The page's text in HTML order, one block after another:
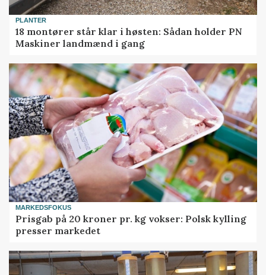
PLANTER
18 montører står klar i høsten: Sådan holder PN
Maskiner landmænd i gang
MARKEDSFOKUS
Prisgab på 20 kroner pr. kg vokser: Polsk kylling
presser markedet